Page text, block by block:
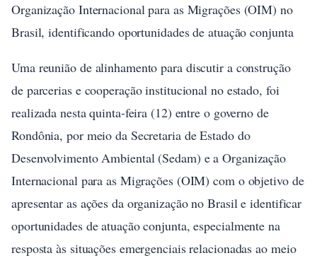
Organização Internacional para as Migrações (OIM) no
Brasil, identificando oportunidades de atuação conjunta
Uma reunião de alinhamento para discutir a construção
de parcerias e cooperação institucional no estado, foi
realizada nesta quinta-feira (12) entre o governo de
Rondônia, por meio da Secretaria de Estado do
Desenvolvimento Ambiental (Sedam) e a Organização
Internacional para as Migrações (OIM) com o objetivo de
apresentar as ações da organização no Brasil e identificar
oportunidades de atuação conjunta, especialmente na
resposta às situações emergenciais relacionadas ao meio